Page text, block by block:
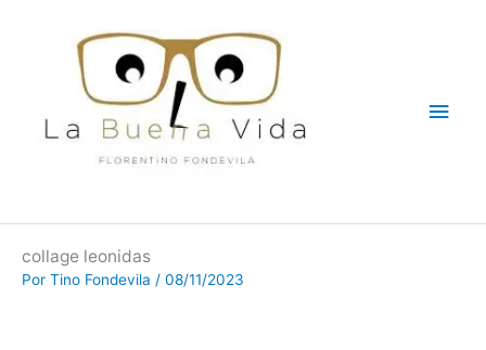
collage leonidas
Por Tino Fondevila / 08/11/2023